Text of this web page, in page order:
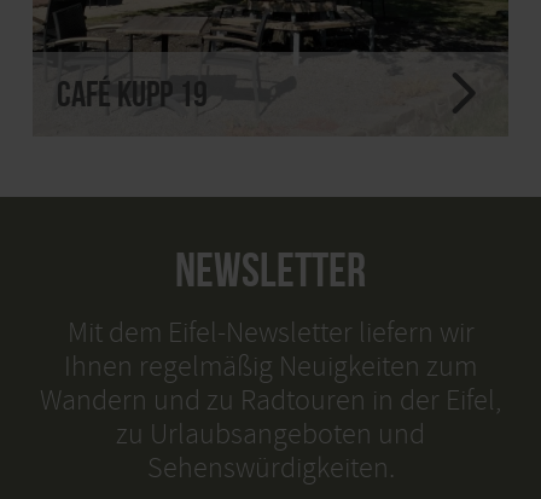
Café Kupp 19
NEWSLETTER
Mit dem Eifel-Newsletter liefern wir
Ihnen regelmäßig Neuigkeiten zum
Wandern und zu Radtouren in der Eifel,
zu Urlaubsangeboten und
Sehenswürdigkeiten.